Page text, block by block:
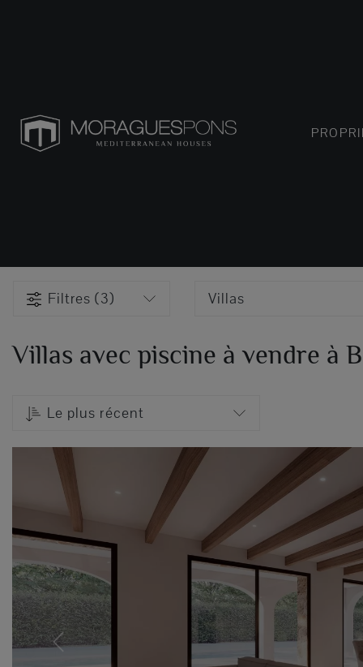
Filtres (3) Villas
Villas avec piscine à vendre à
Le plus récent
Previous